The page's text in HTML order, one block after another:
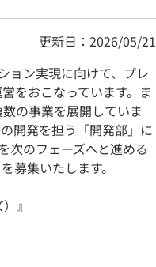
更新日：2026/05/21
ョン実現に向けて、プレ
をおこなっています。ま
の事業を展開していま
開発を担う「開発部」に
次のフェーズへと進める
募集いたします。
』